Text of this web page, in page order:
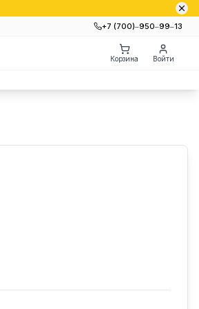
+7 (700)‒950‒99‒13
Корзина Войти